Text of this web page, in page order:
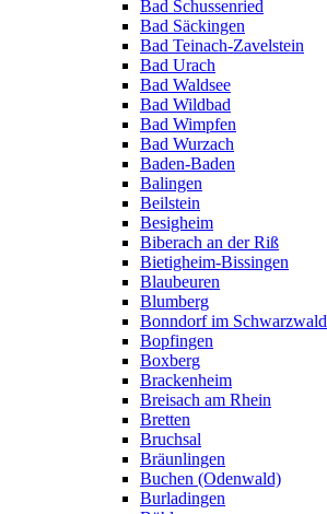
Bad Schussenried
Bad Säckingen
Bad Teinach-Zavelstein
Bad Urach
Bad Waldsee
Bad Wildbad
Bad Wimpfen
Bad Wurzach
Baden-Baden
Balingen
Beilstein
Besigheim
Biberach an der Riß
Bietigheim-Bissingen
Blaubeuren
Blumberg
Bonndorf im Schwarzwald
Bopfingen
Boxberg
Brackenheim
Breisach am Rhein
Bretten
Bruchsal
Bräunlingen
Buchen (Odenwald)
Burladingen